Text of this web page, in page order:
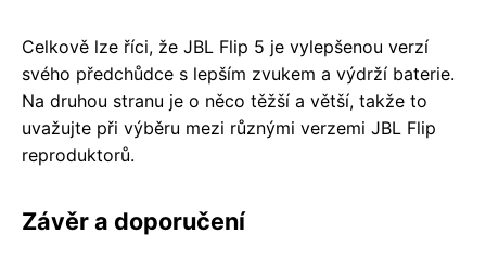
Celkově lze říci, že JBL Flip 5 je vylepšenou verzí
svého předchůdce s lepším zvukem a výdrží baterie.
Na druhou stranu je o něco těžší a větší, takže to
uvažujte při výběru mezi různými verzemi JBL Flip
reproduktorů.
Závěr a doporučení